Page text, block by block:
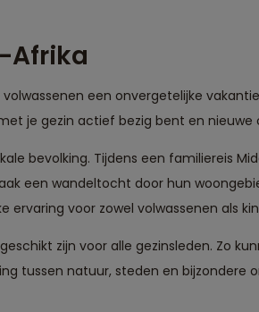
Afrika
een onvergetelijke
je gezin actief bezig bent en
bevolking. Tijdens een familiereis
een wandeltocht door hun
voor zowel volwassenen als
zijn voor alle gezinsleden. Zo
tussen natuur, steden en bijzondere